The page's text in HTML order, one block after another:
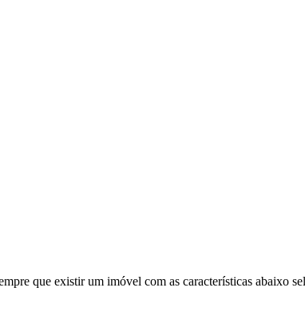
que existir um imóvel com as características abaixo